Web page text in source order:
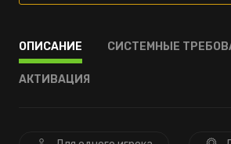
ОПИСАНИЕ СИСТЕМНЫЕ
АКТИВАЦИЯ